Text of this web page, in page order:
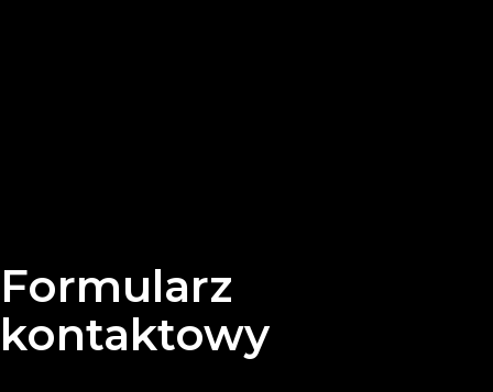
Formularz
kontaktowy